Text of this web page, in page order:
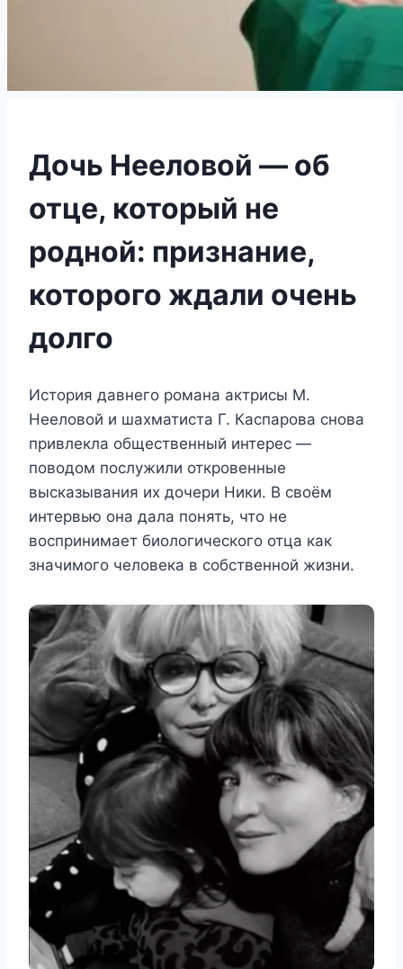
Дочь Нееловой — об
отце, который не
родной: признание,
которого ждали очень
долго
История давнего романа актрисы М.
Нееловой и шахматиста Г. Каспарова снова
привлекла общественный интерес —
поводом послужили откровенные
высказывания их дочери Ники. В своём
интервью она дала понять, что не
воспринимает биологического отца как
значимого человека в собственной жизни.